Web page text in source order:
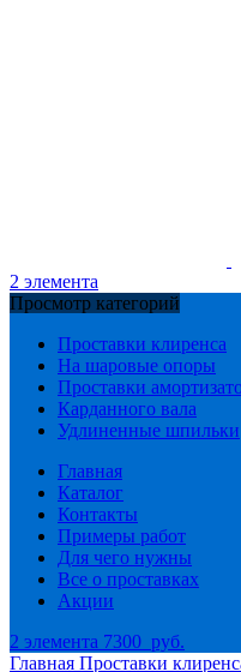
2 элемента
Просмотр категорий
Проставки клиренса
На шаровые опоры
Проставки
Карданного вала
Удлиненные шпильки
Главная
Каталог
Контакты
Примеры работ
Для чего нужны
Все о проставках
Акции
2 элемента 7300 руб.
Главная Проставки